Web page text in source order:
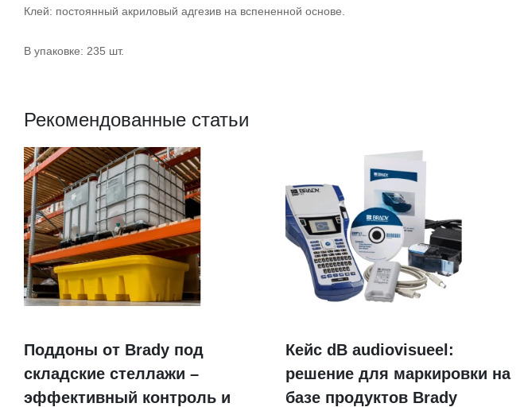
Клей: постоянный акриловый адгезив на вспененной основе.
В упаковке: 235 шт.
Рекомендованные статьи
Поддоны от Brady под
складские стеллажи –
эффективный контроль и
Кейс dB audiovisueel:
решение для маркировки на
базе продуктов Brady